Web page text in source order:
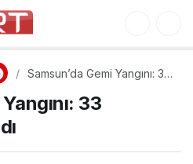
Samsun’da Gemi Yangını: 33
33